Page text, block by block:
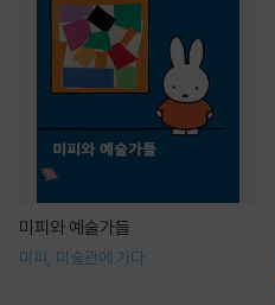
미피와 예술가들
미피, 미술관에 가다